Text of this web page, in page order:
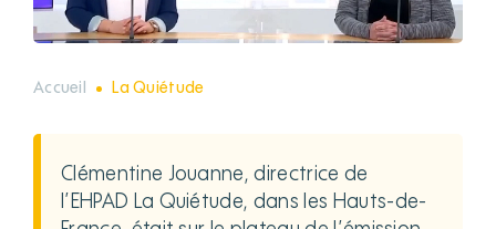
Accueil La Quiétude
Clémentine Jouanne, directrice de
l’EHPAD La Quiétude, dans les Hauts-de-